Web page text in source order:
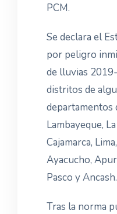
PCM.
Se declara el
por peligro
de lluvias
distritos de
departamentos
Lambayeque,
Cajamarca,
Ayacucho,
Pasco y Ancash.
Tras la norma